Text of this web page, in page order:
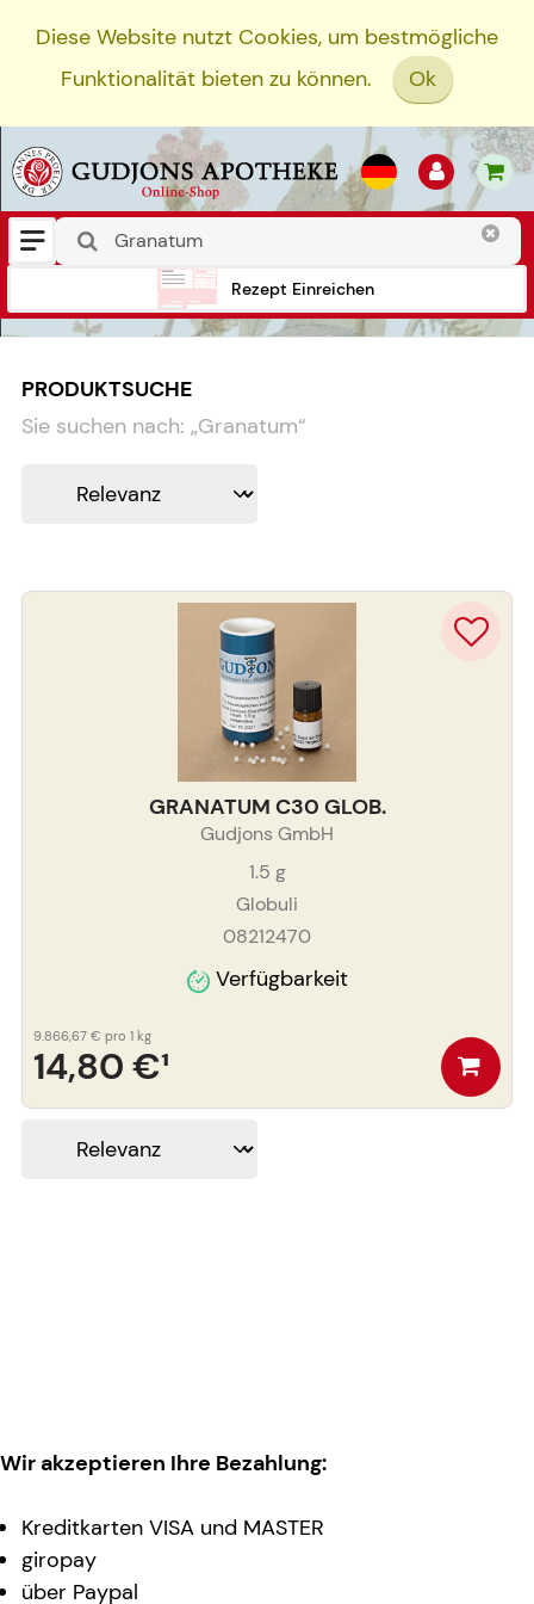
Diese Website nutzt Cookies, um bestmögliche
Funktionalität bieten zu können.
Ok
Rezept Einreichen
PRODUKTSUCHE
Sie suchen nach: „Granatum“
GRANATUM C30 GLOB.
Gudjons GmbH
1.5 g
Globuli
08212470
Verfügbarkeit
14,80 €¹
9.866,67 € pro 1 kg
Wir akzeptieren Ihre Bezahlung:
Kreditkarten VISA und MASTER
giropay
über Paypal